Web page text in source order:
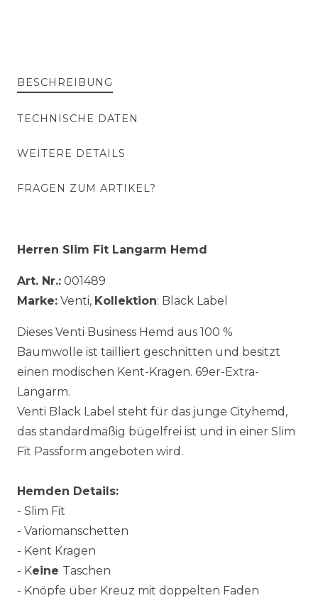
BESCHREIBUNG
TECHNISCHE DATEN
WEITERE DETAILS
FRAGEN ZUM ARTIKEL?
Herren Slim Fit Langarm Hemd
Art. Nr.: 001489
Marke: Venti, Kollektion: Black Label
Dieses Venti Business Hemd aus 100 %
Baumwolle ist tailliert geschnitten und besitzt
einen modischen Kent-Kragen. 69er-Extra-
Langarm.
Venti Black Label steht für das junge Cityhemd,
das standardmäßig bügelfrei ist und in einer Slim
Fit Passform angeboten wird.
Hemden Details:
- Slim Fit
- Variomanschetten
- Kent Kragen
- Keine Taschen
- Knöpfe über Kreuz mit doppelten Faden